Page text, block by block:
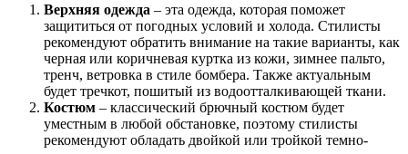
Верхняя одежда – эта одежда, которая поможет
защититься от погодных условий и холода. Стилисты
рекомендуют обратить внимание на такие варианты, как
черная или коричневая куртка из кожи, зимнее пальто,
тренч, ветровка в стиле бомбера. Также актуальным
будет тречкот, пошитый из водоотталкивающей ткани.
Костюм – классический брючный костюм будет
уместным в любой обстановке, поэтому стилисты
рекомендуют обладать двойкой или тройкой темно-